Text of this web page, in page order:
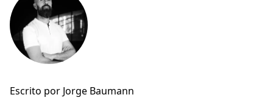
Escrito por Jorge Baumann